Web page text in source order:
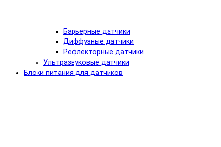
Барьерные датчики
Диффузные датчики
Рефлекторные датчики
Ультразвуковые датчики
Блоки питания для датчиков